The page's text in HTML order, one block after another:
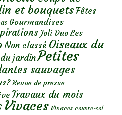
et bouquetsFêtes
Gourmandises
Joli Duo Les
Non classé Oiseaux du
jardinPetites
sauvages
Revue de presse
Travaux du mois
Vivaces Vivaces couvre-sol